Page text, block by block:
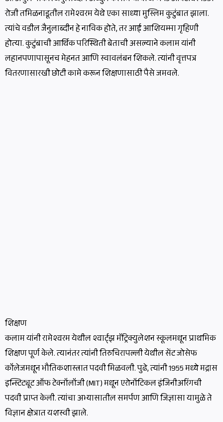
रोजी तमिळनाडूतील रामेश्वरम येथे एका साध्या मुस्लिम कुटुंबात झाला.
त्यांचे वडील जैनुलाब्दीन हे नाविक होते, तर आई आशियम्मा गृहिणी
होत्या. कुटुंबाची आर्थिक परिस्थिती बेताची असल्याने कलाम यांनी
लहानपणापासूनच मेहनत आणि स्वावलंबन शिकले. त्यांनी वृत्तपत्र
वितरणासारखी छोटी कामे करून शिक्षणासाठी पैसे जमवले.
शिक्षण
कलाम यांनी रामेश्वरम येथील श्वार्ट्झ मॅट्रिक्युलेशन स्कूलमधून प्राथमिक
शिक्षण पूर्ण केले. त्यानंतर त्यांनी तिरुचिरापल्ली येथील सेंट जोसेफ
कॉलेजमधून भौतिकशास्त्रात पदवी मिळवली. पुढे, त्यांनी 1955 मध्ये मद्रास
इन्स्टिट्यूट ऑफ टेक्नॉलॉजी (MIT) मधून एरोनॉटिकल इंजिनीअरिंगची
पदवी प्राप्त केली. त्यांचा अभ्यासातील समर्पण आणि जिज्ञासा यामुळे ते
विज्ञान क्षेत्रात यशस्वी झाले.